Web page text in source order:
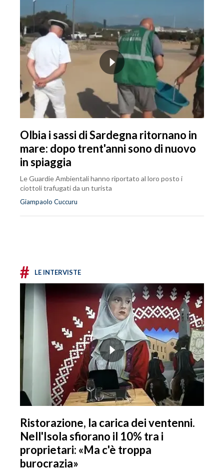
Olbia i sassi di Sardegna ritornano in
mare: dopo trent'anni sono di nuovo
in spiaggia
Le Guardie Ambientali hanno riportato al loro posto i
ciottoli trafugati da un turista
Giampaolo Cuccuru
# LE INTERVISTE
Ristorazione, la carica dei ventenni.
Nell'Isola sfiorano il 10% tra i
proprietari: «Ma c'è troppa
burocrazia»